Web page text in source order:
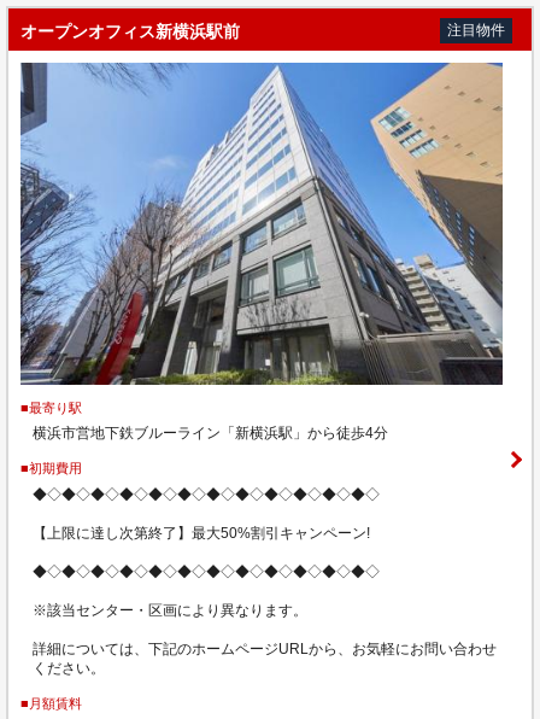
オープンオフィス新横浜駅前 注目物件
■最寄り駅
横浜市営地下鉄ブルーライン「新横浜駅」から徒歩4分
■初期費用
◆◇◆◇◆◇◆◇◆◇◆◇◆◇◆◇◆◇◆◇◆◇◆◇
【上限に達し次第終了】最大50%割引キャンペーン!
◆◇◆◇◆◇◆◇◆◇◆◇◆◇◆◇◆◇◆◇◆◇◆◇
※該当センター・区画により異なります。
詳細については、下記のホームページURLから、お気軽にお問い合わせ
ください。
■月額賃料